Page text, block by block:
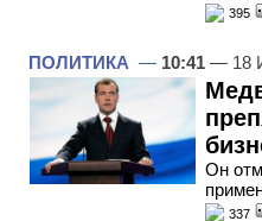
395
ПОЛИТИКА — 10:41 — 18
Он
337